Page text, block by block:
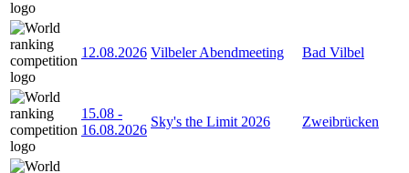
12.08.2026 Vilbeler Abendmeeting Bad Vilbel
15.08 -
16.08.2026
Sky's the Limit 2026 Zweibrücken